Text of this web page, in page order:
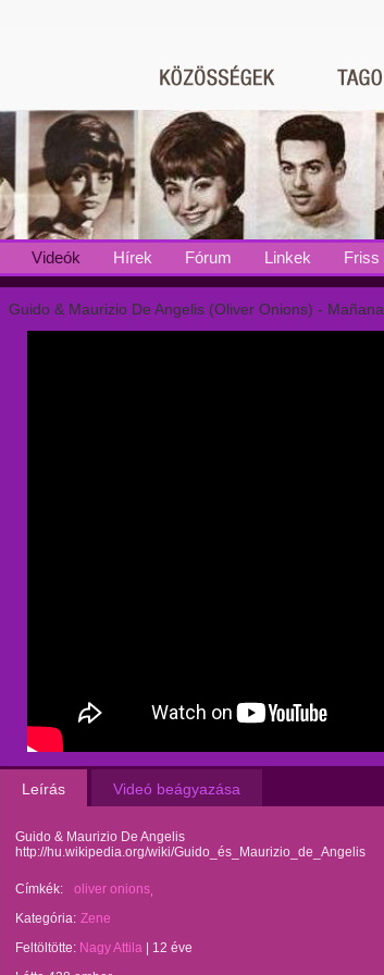
Videók Hírek Fórum Linkek Friss
Guido & Maurizio De Angelis (Oliver Onions) - Mañana
Leírás Videó beágyazása
Guido & Maurizio De Angelis
http://hu.wikipedia.org/wiki/Guido_és_Maurizio_de_Angelis
Címkék:
oliver onions
Kategória: Zene
Feltöltötte: Nagy Attila
12 éve